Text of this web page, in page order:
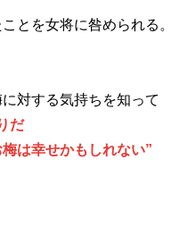
とを女将に咎められる。
対する気持ちを知って
だ
は幸せかもしれない”